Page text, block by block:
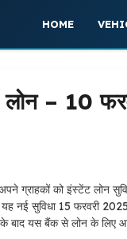
HOME
– 10
ग्राहकों को इंस्टेंट
नई सुविधा 15 फरवरी
बाद यस बैंक से लोन के